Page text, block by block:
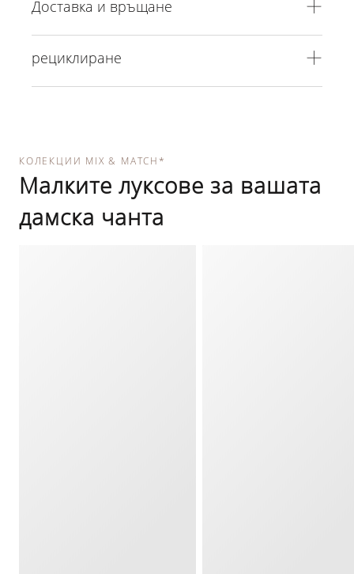
Доставка и връщане
рециклиране
КОЛЕКЦИИ MIX & MATCH*
Малките луксове за вашата
дамска чанта